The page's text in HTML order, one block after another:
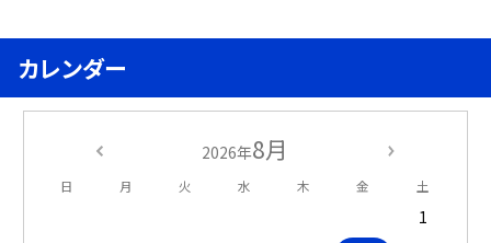
カレンダー
2026年8月
日 月 火 水 木 金 土
1